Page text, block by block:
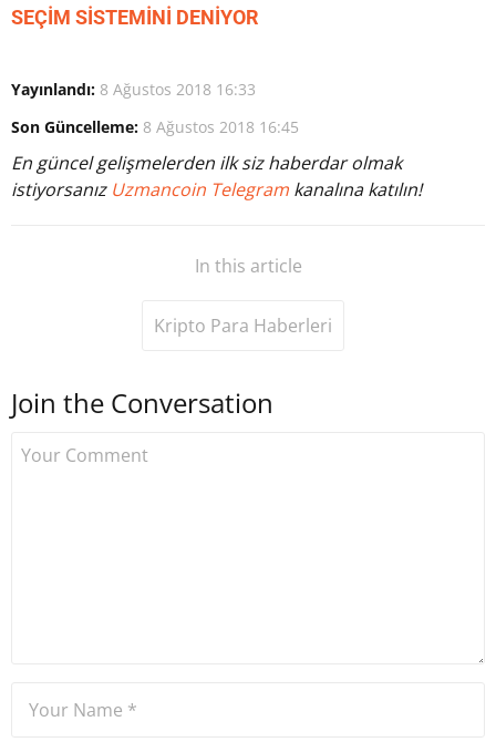
SEÇİM SİSTEMİNİ DENİYOR
Yayınlandı: 8 Ağustos 2018 16:33
Son Güncelleme: 8 Ağustos 2018 16:45
En güncel gelişmelerden ilk siz haberdar olmak
istiyorsanız Uzmancoin Telegram kanalına katılın!
In this article
Kripto Para Haberleri
Join the Conversation